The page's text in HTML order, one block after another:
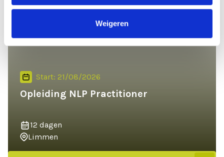
Weigeren
Start: 21/08/2026
Opleiding NLP Practitioner
12 dagen
Limmen